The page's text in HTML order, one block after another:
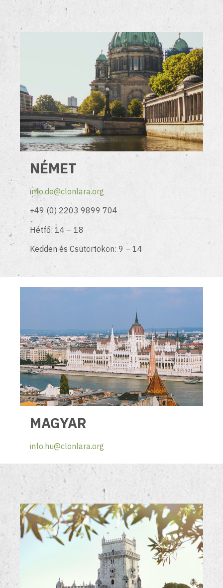
NÉMET
info.de@clonlara.org
+49 (0) 2203 9899 704
Hétfő: 14 – 18
Kedden és Csütörtökön: 9 – 14
MAGYAR
info.hu@clonlara.org